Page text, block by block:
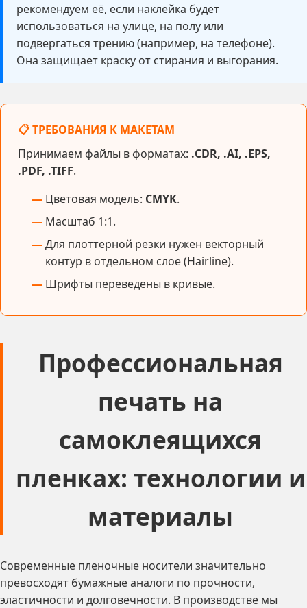
рекомендуем её, если наклейка будет
использоваться на улице, на полу или
подвергаться трению (например, на телефоне).
Она защищает краску от стирания и выгорания.
📋 ТРЕБОВАНИЯ К МАКЕТАМ
Принимаем файлы в форматах: .CDR, .AI, .EPS,
.PDF, .TIFF.
Цветовая модель: CMYK.
Масштаб 1:1.
Для плоттерной резки нужен векторный
контур в отдельном слое (Hairline).
Шрифты переведены в кривые.
Профессиональная
печать на
самоклеящихся
пленках: технологии и
материалы
Современные пленочные носители значительно
превосходят бумажные аналоги по прочности,
эластичности и долговечности. В производстве мы